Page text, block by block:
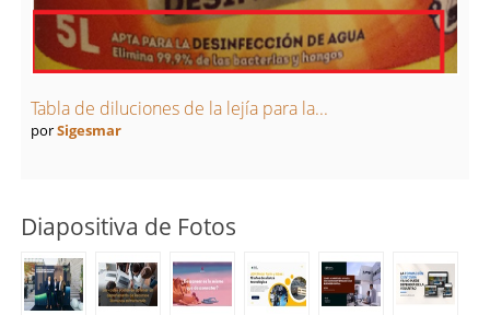
Tabla de diluciones de la lejía para la...
porSigesmar
Diapositiva de Fotos